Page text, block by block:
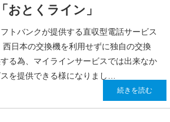
おとくライン」
トバンクが提供する直収型電話サービス
日本の交換機を利用せずに独自の交換
る為、マイラインサービスでは出来なか
を提供できる様になりまし…
続きを読む